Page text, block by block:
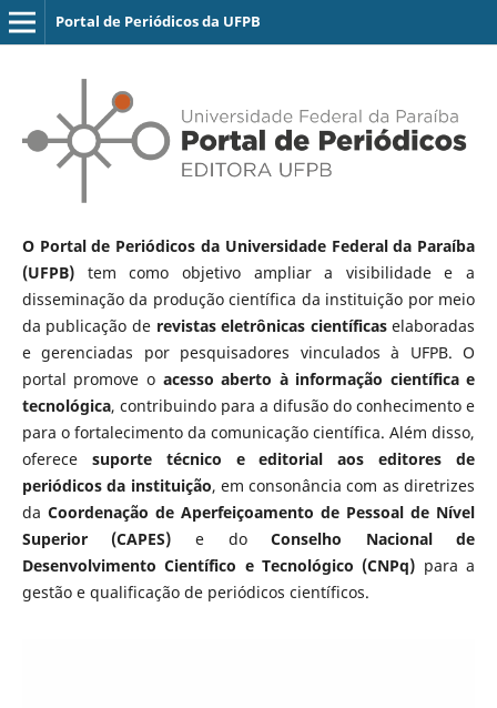
Portal de Periódicos da UFPB
O Portal de Periódicos da Universidade Federal da Paraíba
(UFPB)tem como objetivo ampliar a visibilidade e a
disseminação da produção científica da instituição por meio
da publicação de revistas eletrônicas científicaselaboradas
e gerenciadas por pesquisadores vinculados à UFPB. O
portal promove o acesso aberto à informação científica e
tecnológica, contribuindo para a difusão do conhecimento e
para o fortalecimento da comunicação científica. Além disso,
oferece suporte técnico e editorial aos editores de
periódicos da instituição, em consonância com as diretrizes
da Coordenação de Aperfeiçoamento de Pessoal de Nível
Superior (CAPES) e doConselho Nacional de
Desenvolvimento Científico e Tecnológico (CNPq) para a
gestão e qualificação de periódicos científicos.